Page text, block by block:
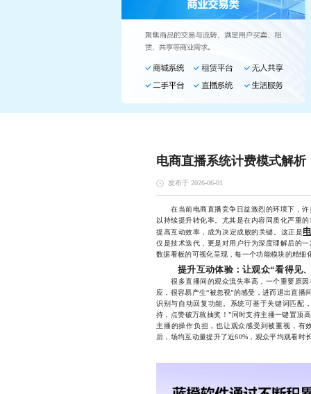
电商直播系统计费模式解析
发布于 2026-06-01
在当前电商直播竞争日益激烈的环境下，许
以持续提升转化率。尤其是在内容同质化严重
提高互动效率，成为决定成败的关键。这正是
仅是技术迭代，更是对用户行为深度理解后的
数据看板的可视化呈现，每一个功能模块的精细
提升互动体验：让观众“看得见
很多直播间的观众流失率高，一个重要原因
应，很容易产生“被忽视”的感受，进而退出直
识别与自动回复功能。系统可基于关键词匹配
持，点赞破万就抽奖！”同时支持主播一键置顶
主播的操作负担，也让观众感受到被重视，有
后，场均互动量提升了近60%，观众平均观看时